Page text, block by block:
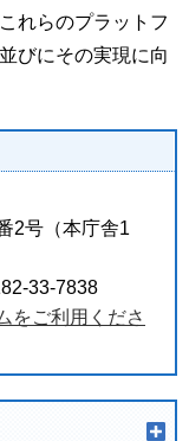
れらのプラットフ
びにその実現に向
2号（本庁舎1
33-7838
をご利用くださ